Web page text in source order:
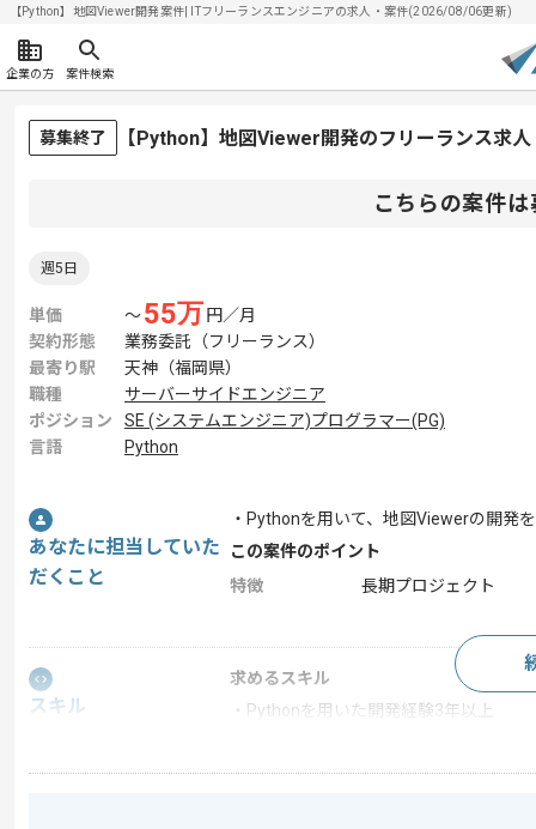
【Python】地図Viewer開発案件| ITフリーランスエンジニアの求人・案件(2026/08/06更新)
企業の方 案件検索
募集終了 【Python】地図Viewer開発のフリーランス求
こちらの案件
週5日
単価 〜55万 円／月
契約形態
業務委託（フリーランス）
最寄り駅
天神（福岡県）
職種
サーバーサイドエンジニア
ポジション
SE (システムエンジニア)プログラマー(PG)
言語
Python
あなたに担当していた
だくこと
・Pythonを用いて、地図Viewerの開発
この案件のポイント
特徴
長期プロジェクト
スキル
求めるスキル
・Pythonを用いた開発経験3年以上